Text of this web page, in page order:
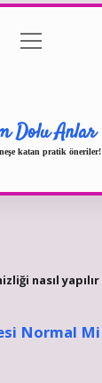
Politikası
menüyü
aç
Dolu Anlar
katan pratik öneriler!
nasıl yapılır
Normal Mi